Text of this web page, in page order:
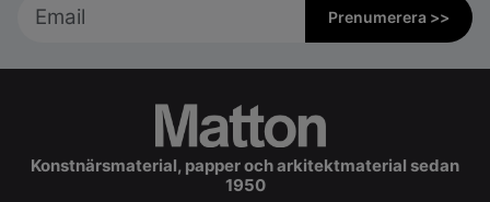
Prenumerera >>
Konstnärsmaterial, papper och arkitektmaterial sedan
1950